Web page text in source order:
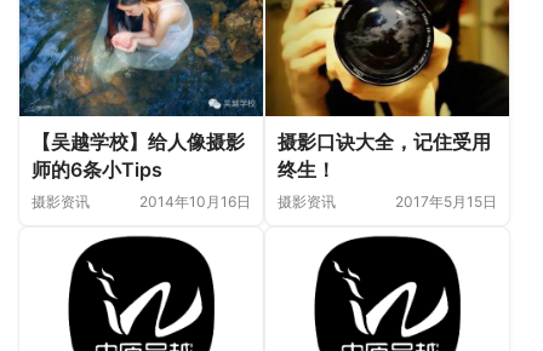
【吴越学校】给人像摄影
师的6条小Tips
摄影资讯 2014年10月16日
摄影口诀大全，记住受用
终生！
摄影资讯 2017年5月15日